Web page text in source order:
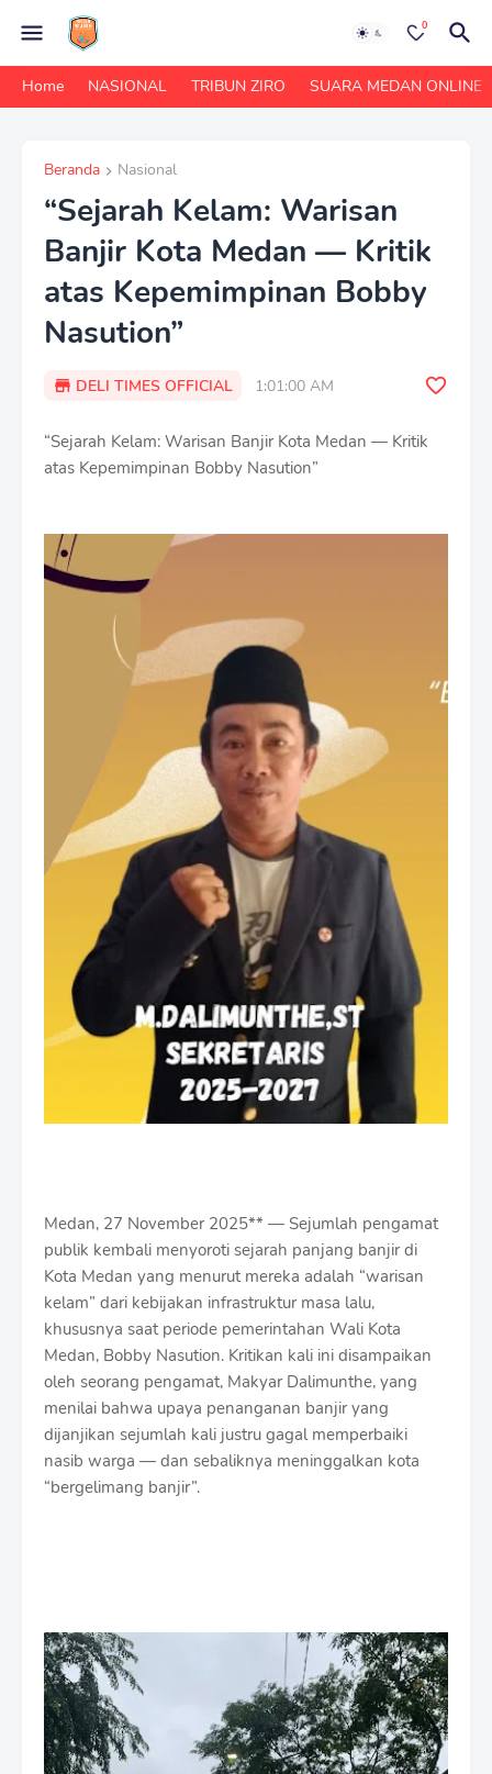
0
Home NASIONAL TRIBUN ZIRO SUARA MEDAN ONLINE
Beranda Nasional
“Sejarah Kelam: Warisan
Banjir Kota Medan — Kritik
atas Kepemimpinan Bobby
Nasution”
DELI TIMES OFFICIAL 1:01:00 AM
“Sejarah Kelam: Warisan Banjir Kota Medan — Kritik
atas Kepemimpinan Bobby Nasution”
Medan, 27 November 2025** — Sejumlah pengamat
publik kembali menyoroti sejarah panjang banjir di
Kota Medan yang menurut mereka adalah “warisan
kelam” dari kebijakan infrastruktur masa lalu,
khususnya saat periode pemerintahan Wali Kota
Medan, Bobby Nasution. Kritikan kali ini disampaikan
oleh seorang pengamat, Makyar Dalimunthe, yang
menilai bahwa upaya penanganan banjir yang
dijanjikan sejumlah kali justru gagal memperbaiki
nasib warga — dan sebaliknya meninggalkan kota
“bergelimang banjir”.